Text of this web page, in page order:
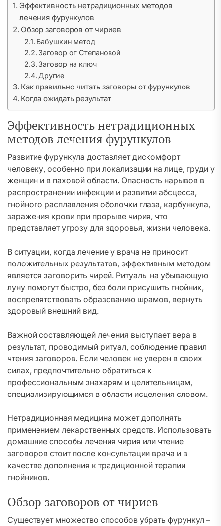
Эффективность нетрадиционных методов
лечения фурункулов
Обзор заговоров от чириев
Бабушкин метод
Заговор от Степановой
Заговор на ключ
Другие
Как правильно читать заговоры от фурункулов
Когда ожидать результат
Эффективность нетрадиционных
методов лечения фурункулов
Развитие фурункула доставляет дискомфорт
человеку, особенно при локализации на лице, груди у
женщин и в паховой области. Опасность нарывов в
распространении инфекции и развитии абсцесса,
гнойного расплавления оболочки глаза, карбункула,
заражения крови при прорыве чирия, что
представляет угрозу для здоровья, жизни человека.
В ситуации, когда лечение у врача не приносит
положительных результатов, эффективным методом
является заговорить чирей. Ритуалы на убывающую
луну помогут быстро, без боли присушить гнойник,
воспрепятствовать образованию шрамов, вернуть
здоровый внешний вид.
Важной составляющей лечения выступает вера в
результат, проводимый ритуал, соблюдение правил
чтения заговоров. Если человек не уверен в своих
силах, предпочтительно обратиться к
профессиональным знахарям и целительницам,
специализирующимся в области исцеления словом.
Нетрадиционная медицина может дополнять
применением лекарственных средств. Использовать
домашние способы лечения чирия или чтение
заговоров стоит после консультации врача и в
качестве дополнения к традиционной терапии
гнойников.
Обзор заговоров от чириев
Существует множество способов убрать фурункул –